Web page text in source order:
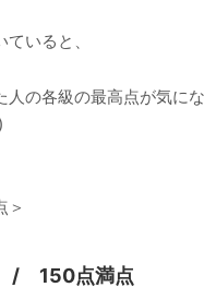
いると、
人の各級の最高点が気に
＞
/ 150点満点